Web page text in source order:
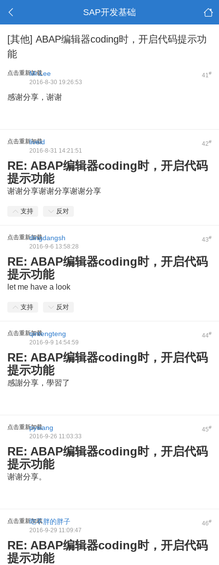
SAP开发基础
[其他] ABAP编辑器coding时，开启代码提示功
能
点击重新加载 41#
Mr.Lee
2016-8-30 19:26:53
感谢分享，谢谢
点击重新加载 42#
liveid
2016-8-31 14:21:51
RE: ABAP编辑器coding时，开启代码
提示功能
谢谢分享谢谢分享谢谢分享
支持 反对
点击重新加载 43#
dingdangsh
2016-9-6 13:58:28
RE: ABAP编辑器coding时，开启代码
提示功能
let me have a look
支持 反对
点击重新加载 44#
qintengteng
2016-9-9 14:54:59
RE: ABAP编辑器coding时，开启代码
提示功能
感謝分享，學習了
点击重新加载 45#
pywang
2016-9-26 11:03:33
RE: ABAP编辑器coding时，开启代码
提示功能
谢谢分享。
点击重新加载 46#
吃不胖的胖子
2016-9-29 11:09:47
RE: ABAP编辑器coding时，开启代码
提示功能